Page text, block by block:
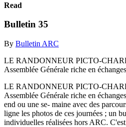
Read
Bulletin 35
By Bulletin ARC
LE RANDONNEUR PICTO-
Assemblée Générale riche en
LE RANDONNEUR PICTO-
Assemblée Générale riche en
end ou une se- maine avec des
ligne les photos de ces journées ; un
individuelles réalisées hors ARC.